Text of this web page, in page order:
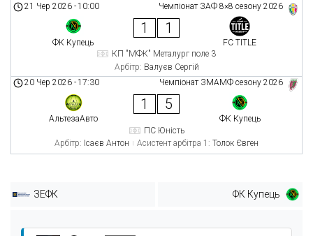
Чемпіонат ЗАФ 8×8 сезону 2026
21 Чер 2026 -10:00
ФК Купець
1 1
FC TITLE
КП "МФК" Металург поле 3
Арбітр: Валуєв Сергій
Чемпіонат ЗМАМФ сезону 2026
20 Чер 2026 -17:30
АльтезаАвто
1 5
ФК Купець
ПС Юність
Арбітр: Ісаєв Антон Асистент арбітра 1: Толок Євген
ЗЕФК ФК Купець